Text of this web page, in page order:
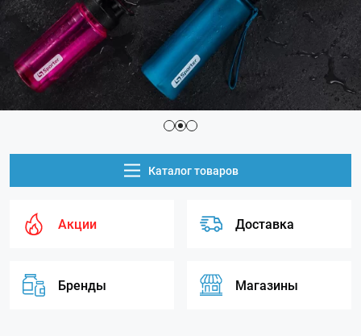
Каталог товаров
Акции Доставка
Бренды Магазины